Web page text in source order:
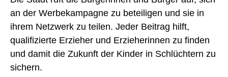
an der Werbekampagne zu beteiligen und sie in
ihrem Netzwerk zu teilen. Jeder Beitrag hilft,
qualifizierte Erzieher und Erzieherinnen zu finden
und damit die Zukunft der Kinder in Schlüchtern zu
sichern.